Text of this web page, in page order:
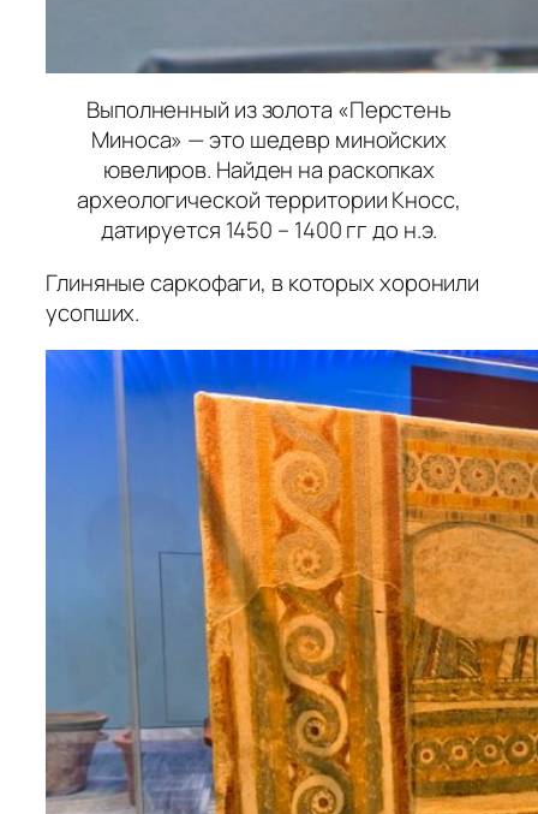
Выполненный из золота «Перстень
Миноса» — это шедевр минойских
ювелиров. Найден на раскопках
археологической территории Кносс,
датируется 1450 – 1400 гг до н.э.
Глиняные саркофаги, в которых хоронили
усопших.